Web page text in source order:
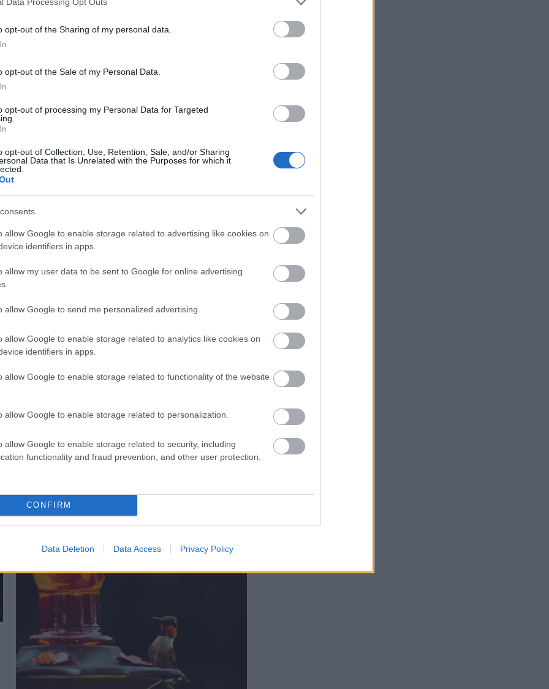
opt-out of the Sharing of my personal data.
opt-out of the Sale of my Personal Data.
opt-out of processing my Personal Data for Targeted
opt-out of Collection, Use, Retention, Sale, and/or Sharing
Data that Is Unrelated with the Purposes for which it
allow Google to enable storage related to advertising like cookies on
identifiers in apps.
allow my user data to be sent to Google for online advertising
allow Google to send me personalized advertising.
allow Google to enable storage related to analytics like cookies on
identifiers in apps.
allow Google to enable storage related to functionality of the website
allow Google to enable storage related to personalization.
allow Google to enable storage related to security, including
functionality and fraud prevention, and other user protection.
CONFIRM
Data Deletion Data Access Privacy Policy
fontosságára hívja fel a figyelmet. A biológiai sokféleség
biztosításához, amely az élőhelyek megóvásával,
helyreállításával és a vadon élő állat- és növényfajok
állatvédelmi online párbeszédet
Országos hírek
Nagy sikerrel zárult a mintegy egy hónappal ezelőtt
indított online állatvédelmi felmérés, 260 ezernél is
Megkezdődött a madáretetési szezon
Országos hírek